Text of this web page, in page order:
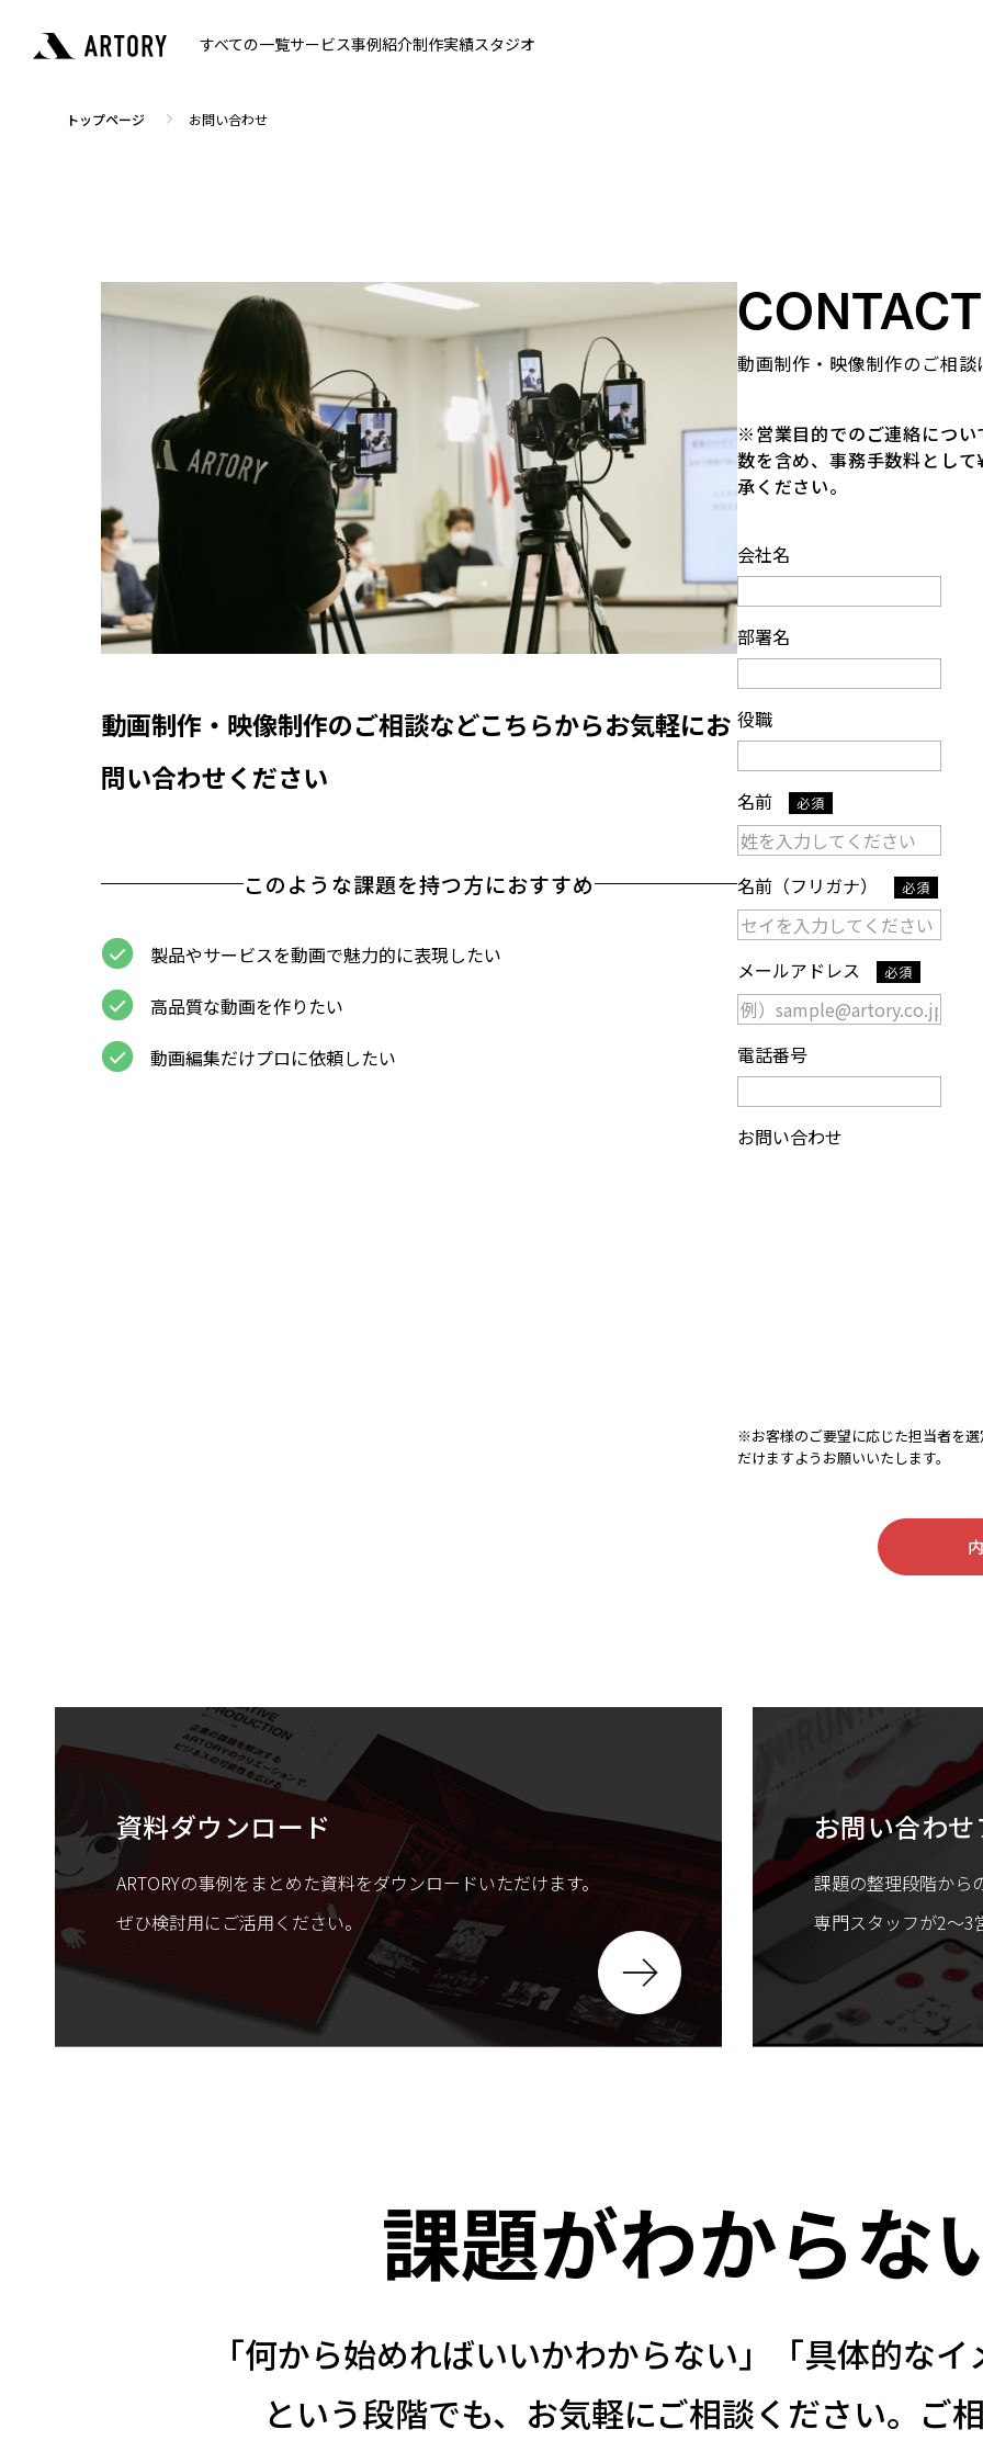
すべての一覧サービス事例紹介制作実績スタジオ
トップページ お問い合わせ
動画制作・映像制作のご相談などこちらからお気軽にお
問い合わせください
このような課題を持つ方におすすめ
製品やサービスを動画で魅力的に表現したい
高品質な動画を作りたい
動画編集だけプロに依頼したい
CONTACT
動画制作・映像制作のご相
※営業目的でのご連絡につい
数を含め、事務手数料とし
承ください。
会社名
部署名
役職
名前 必須
名前（フリガナ） 必須
メールアドレス 必須
電話番号
お問い合わせ
※お客様のご要望に応じた担当者を
だけますようお願いいたします。
資料ダウンロード
ARTORYの事例をまとめた資料をダウンロードいただけます。
ぜひ検討用にご活用ください。
お問い合わ
課題の整理段階から
専門スタッフが2〜3
課題がわからな
「何から始めればいいかわからない」「具体的なイ
という段階でも、お気軽にご相談ください。ご相